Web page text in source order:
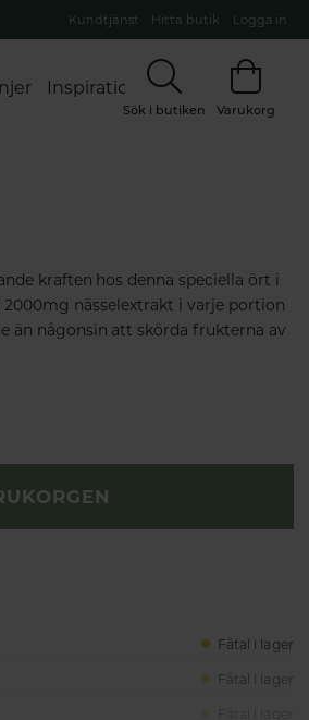
Kundtjänst Hitta butik Logga in
Inspiration
Sök i butiken Varukorg
kraften hos denna speciella ört i
nässelextrakt i varje portion
än någonsin att skörda frukterna av
Fåtal i lager
Fåtal i lager